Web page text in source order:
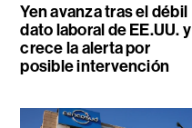
Yen avanza tras el débil
dato laboral de EE.UU. y
crece la alerta por
posible intervención